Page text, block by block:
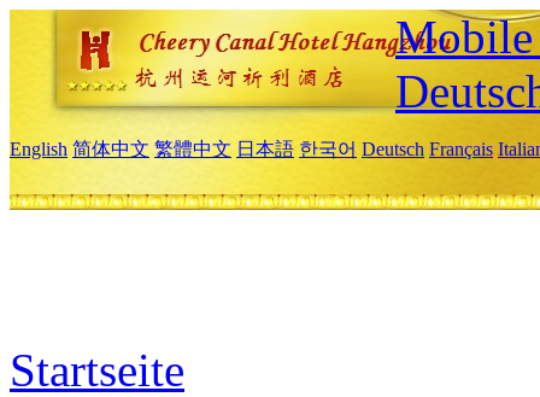
Mobile
English 简体中文 繁體中文 日本語 한국어 Deutsch Français
Startseite